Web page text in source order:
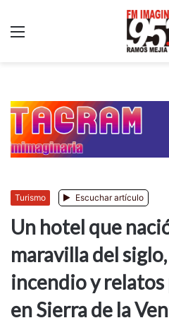
Turismo Escuchar artículo
Un hotel que
maravilla del
incendio y
en Sierra de la